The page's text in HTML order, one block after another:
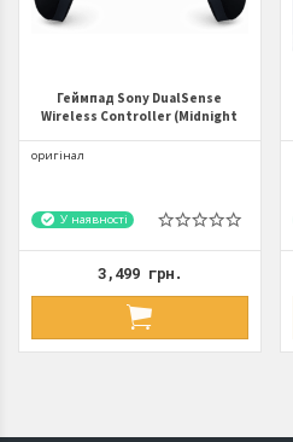
Геймпад Sony DualSense
Wireless Controller (Midnight
оригінал
У наявності
3,499 грн.